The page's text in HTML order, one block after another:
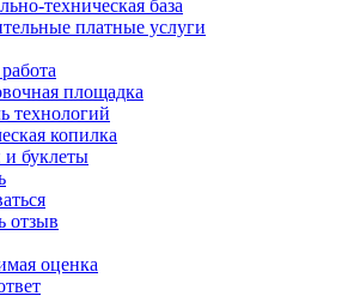
техническая база
платные услуги
площадка
технологий
копилка
буклеты
отзыв
оценка